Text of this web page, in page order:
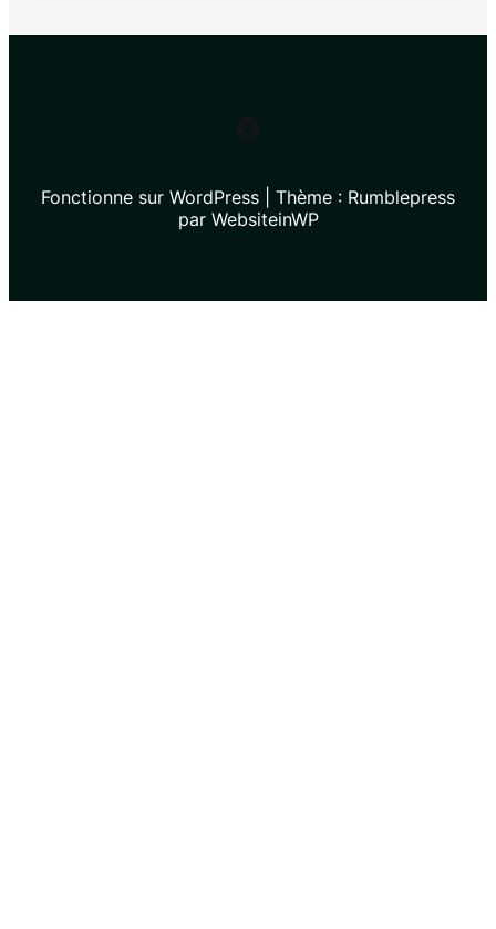
Fonctionne sur WordPress | Thème : Rumblepress
par WebsiteinWP